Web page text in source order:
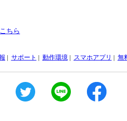
こちら
サポート 動作環境| スマホアプリ 無